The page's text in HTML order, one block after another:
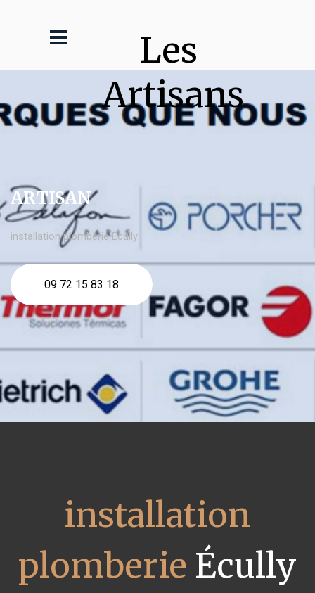
Les
Artisans
ARTISAN
installation plomberie Écully
09 72 15 83 18
installation
plomberie Écully